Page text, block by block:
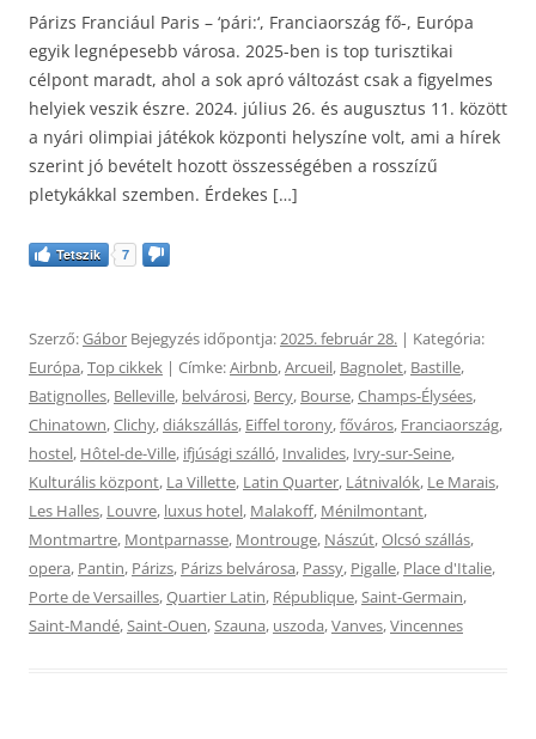
Párizs Franciául Paris – ‘pári:‘, Franciaország fő-, Európa
egyik legnépesebb városa. 2025-ben is top turisztikai
célpont maradt, ahol a sok apró változást csak a figyelmes
helyiek veszik észre. 2024. július 26. és augusztus 11. között
a nyári olimpiai játékok központi helyszíne volt, ami a hírek
szerint jó bevételt hozott összességében a rosszízű
pletykákkal szemben. Érdekes […]
Tetszik 7
Szerző:Gábor Bejegyzés időpontja:2025. február 28. | Kategória:
Európa,Top cikkek | Címke:Airbnb,Arcueil, Bagnolet, Bastille,
Batignolles, Belleville, belvárosi, Bercy, Bourse,Champs-Élysées,
Chinatown,Clichy,diákszállás, Eiffel torony,főváros, Franciaország,
hostel, Hôtel-de-Ville, ifjúsági szálló, Invalides, Ivry-sur-Seine,
Kulturális központ, La Villette, Latin Quarter, Látnivalók, Le Marais,
Les Halles, Louvre, luxus hotel, Malakoff, Ménilmontant,
Montmartre, Montparnasse, Montrouge, Nászút,Olcsó szállás,
opera, Pantin, Párizs, Párizs belvárosa, Passy, Pigalle, Place d'Italie,
Porte de Versailles,Quartier Latin, République,Saint-Germain,
Saint-Mandé,Saint-Ouen,Szauna, uszoda,Vanves,Vincennes